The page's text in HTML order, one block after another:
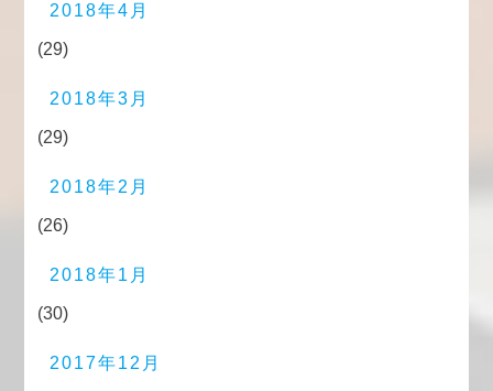
2018年4月
(29)
2018年3月
(29)
2018年2月
(26)
2018年1月
(30)
2017年12月